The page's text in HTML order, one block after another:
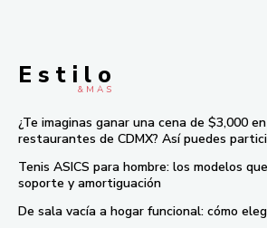
E s t i l o
& M À S
¿Te imaginas ganar una cena de $3,000
restaurantes de CDMX? Así puedes
Tenis ASICS para hombre: los modelos
soporte y amortiguación
De sala vacía a hogar funcional: cómo